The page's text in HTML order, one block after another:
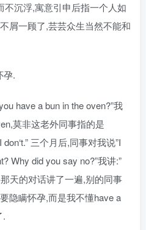
不沉浮,寓意引申后指一个人如
屑一顾了,芸芸众生当然不能和
孕.
have a bun in the oven?”我
莫非这老外同事指的是
三个月后,同事对我说”I
Why did you say no?”我讲:”
天的对话讲了一遍,别的同事
隐瞒怀孕,而是我不懂have a
.